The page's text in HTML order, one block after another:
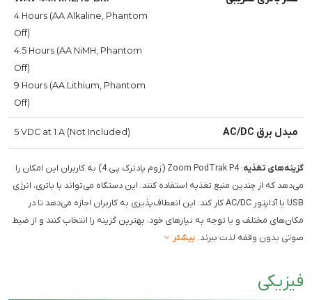
4 Hours (AA Alkaline, Phantom
Off)
4.5 Hours (AA NiMH, Phantom
Off)
9 Hours (AA Lithium, Phantom
Off)
مبدل برق AC/DC 5 VDC at 1 A (Not Included)
گزینه‌های تغذیه
: Zoom PodTrak P4 (زوم پادترک پی 4) به کاربران این امکان را
می‌دهد که از چندین منبع تغذیه استفاده کنند. این دستگاه می‌تواند با باتری، انرژی
USB یا آداپتور AC/DC کار کند. این انعطاف‌پذیری به کاربران اجازه می‌دهد تا در
مکان‌های مختلف و با توجه به نیازهای خود، بهترین گزینه را انتخاب کنند و از ضبط
صوتی بدون وقفه لذت ببرند. بیشتر
فیزیکی